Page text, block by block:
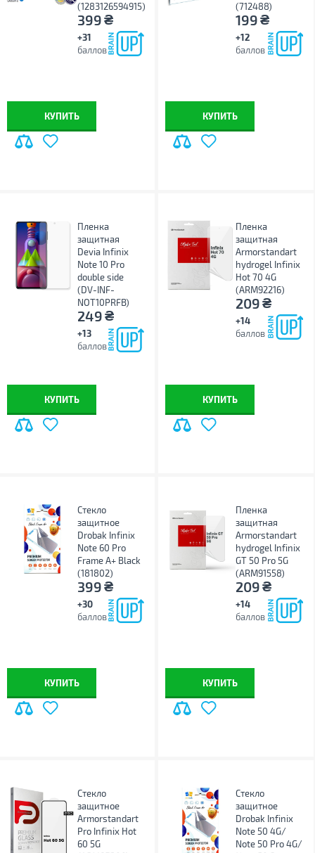
(1283126594915)
399₴
+31
баллов
КУПИТЬ
(712488)
199₴
+12
баллов
КУПИТЬ
Пленка
защитная
Devia Infinix
Note 10 Pro
double side
(DV-INF-
NOT10PRFB)
249₴
+13
баллов
КУПИТЬ
Пленка
защитная
Armorstandart
hydrogel Infinix
Hot 70 4G
(ARM92216)
209₴
+14
баллов
КУПИТЬ
Стекло
защитное
Drobak Infinix
Note 60 Pro
Frame A+ Black
(181802)
399₴
+30
баллов
КУПИТЬ
Пленка
защитная
Armorstandart
hydrogel Infinix
GT 50 Pro 5G
(ARM91558)
209₴
+14
баллов
КУПИТЬ
Стекло
защитное
Armorstandart
Pro Infinix Hot
60 5G
Стекло
защитное
Drobak Infinix
Note 50 4G/
Note 50 Pro 4G/